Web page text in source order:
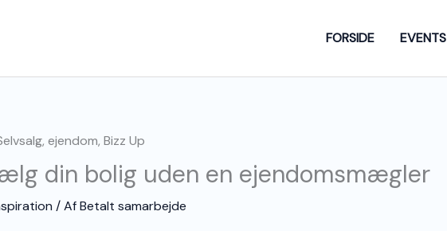
FORSIDE EVENTS
din bolig uden en ejendomsmægler
/ AfBetalt samarbejde